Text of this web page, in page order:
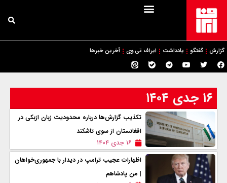
گزارش گفتگو یادداشت ایراف تی وی آخرین خبرها
۱۶ جدی ۱۴۰۴
تکذیب گزارش‌ها درباره محدودیت زبان ازبکی در
افغانستان از سوی تاشکند
۱۶ جدی ۱۴۰۴
اظهارات عجیب ترامپ در دیدار با جمهوری‌خواهان
| من پادشاهم